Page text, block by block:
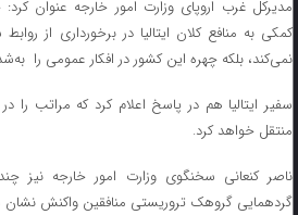
مدیرکل غرب اروپای وزارت امور خارجه عنوان
کمکی به منافع کلان ایتالیا در برخورداری از
نمی‌کند، بلکه چهره این کشور در افکار عمومی را
سفیر ایتالیا هم در پاسخ اعلام کرد که مراتب
منتقل خواهد کرد.
ناصر کنعانی سخنگوی وزارت امور خارجه نیز
گردهمایی گروهک تروریستی منافقین واکنش نشان